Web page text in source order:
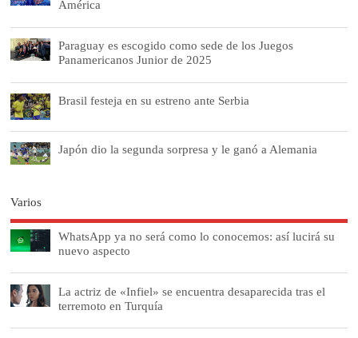
América
Paraguay es escogido como sede de los Juegos
Panamericanos Junior de 2025
Brasil festeja en su estreno ante Serbia
Japón dio la segunda sorpresa y le ganó a Alemania
Varios
WhatsApp ya no será como lo conocemos: así lucirá su
nuevo aspecto
La actriz de «Infiel» se encuentra desaparecida tras el
terremoto en Turquía